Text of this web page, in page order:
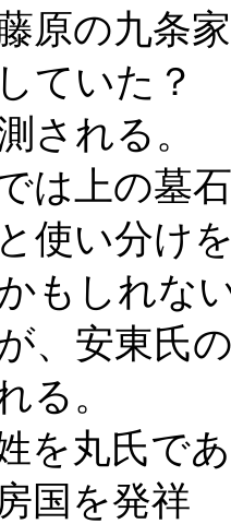
原の九条
ていた？
される。
は上の墓
使い分け
もしれな
、安東氏
る。
を丸氏で
国を発祥